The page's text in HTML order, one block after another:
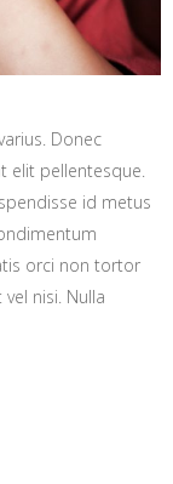
Donec
elit pellentesque.
id metus
orci non tortor
nisi. Nulla